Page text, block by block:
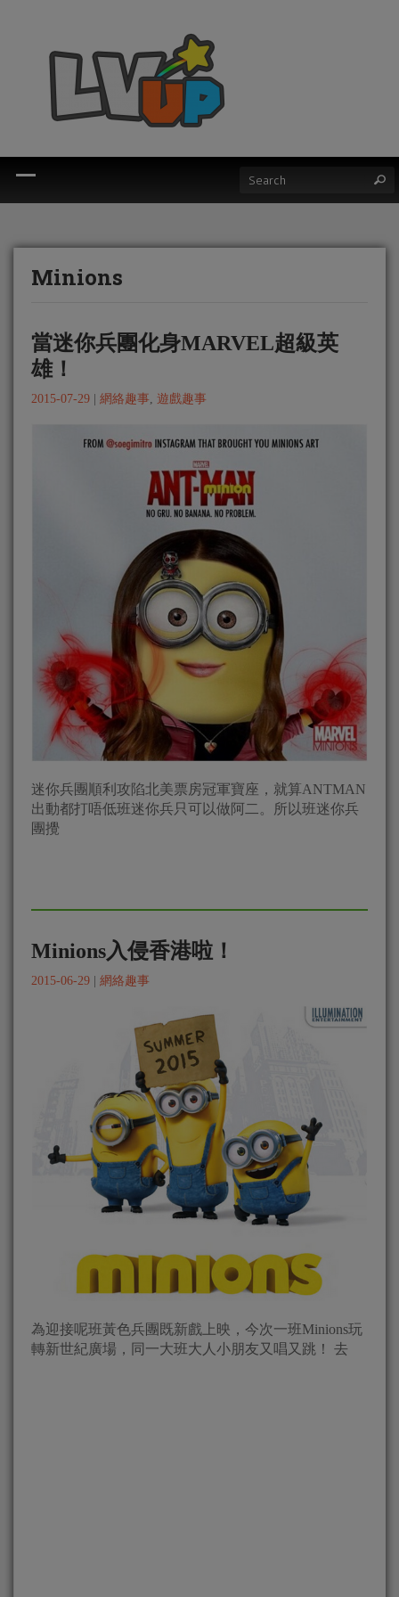
Minions
當迷你兵團化身MARVEL超級英
雄！
2015-07-29 網絡趣事, 遊戲趣事
迷你兵團順利攻陷北美票房冠軍寶座，就算ANTMAN
出動都打唔低班迷你兵只可以做阿二。所以班迷你兵
團攪
Minions入侵香港啦！
2015-06-29 網絡趣事
為迎接呢班黃色兵團既新戲上映，今次一班Minions玩
轉新世紀廣場，同一大班大人小朋友又唱又跳！ 去